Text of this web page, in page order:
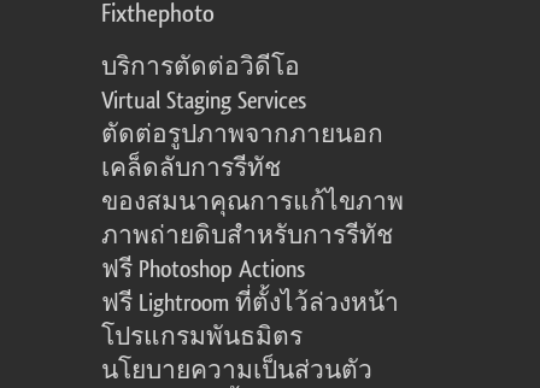
Fixthephoto
บริการตัดต่อวิดีโอ
Virtual Staging Services
ตัดต่อรูปภาพจากภายนอก
เคล็ดลับการรีทัช
ของสมนาคุณการแก้ไขภาพ
ภาพถ่ายดิบสำหรับการรีทัช
ฟรี Photoshop Actions
ฟรี Lightroom ที่ตั้งไว้ล่วงหน้า
โปรแกรมพันธมิตร
นโยบายความเป็นส่วนตัว